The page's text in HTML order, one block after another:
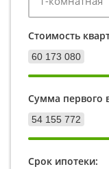
Стоимость
60 173 080
Сумма первого
54 155 772
Срок ипотеки: